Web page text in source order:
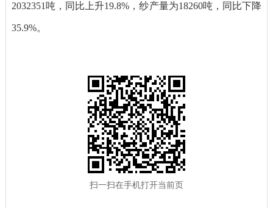
2032351吨，同比上升19.8%，纱产量为18260吨，同比下降
35.9%。
扫一扫在手机打开当前页